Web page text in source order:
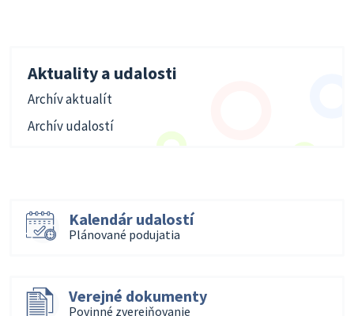
Aktuality a udalosti
Archív aktualít
Archív udalostí
Kalendár udalostí
Plánované podujatia
Verejné dokumenty
Povinné zverejňovanie